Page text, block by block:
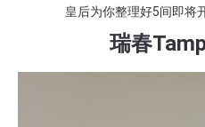
皇后为你整理好5间即将
瑞春